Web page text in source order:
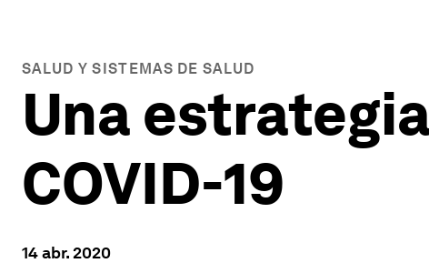
SALUD Y SISTEMAS DE SALUD
Una
COVID-19
14 abr. 2020